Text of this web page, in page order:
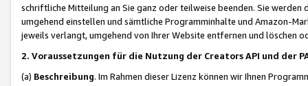
schriftliche Mitteilung an Sie ganz oder teilweise beenden. Sie werden
umgehend einstellen und sämtliche Programminhalte und Amazon-
jeweils verlangt, umgehend von Ihrer Website entfernen und löschen
2. Voraussetzungen für die Nutzung der Creators API und der
(a) Beschreibung. Im Rahmen dieser Lizenz können wir Ihnen